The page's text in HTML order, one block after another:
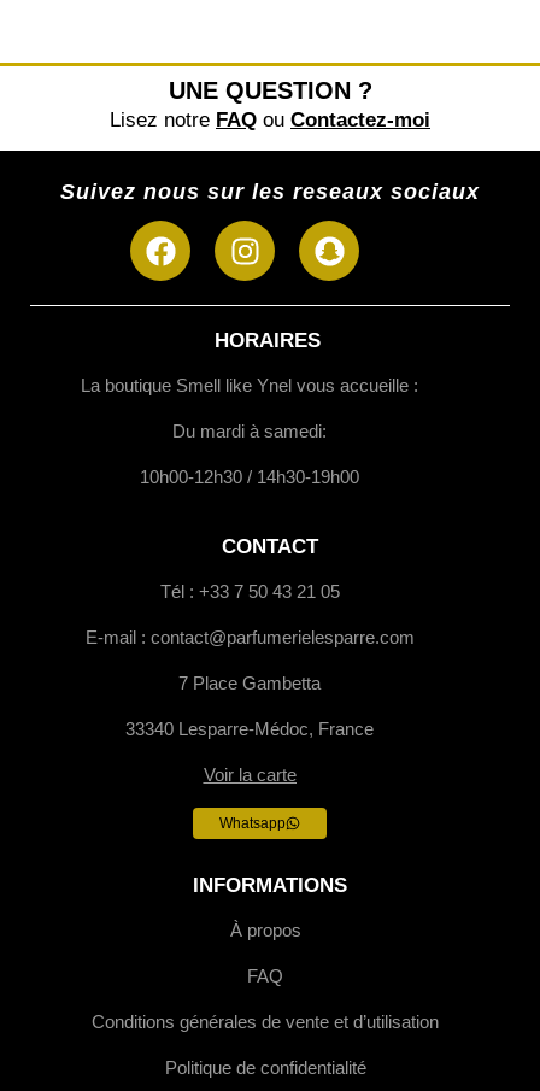
UNE QUESTION ?
Lisez notre FAQ ou Contactez-moi
Suivez nous sur les reseaux sociaux
INFORMATIONS
À propos
FAQ
Conditions générales de vente et d’utilisation
Politique de confidentialité
CONTACT
Tél : +33 7 50 43 21 05
E-mail : contact@parfumerielesparre.com
7 Place Gambetta
33340 Lesparre-Médoc, France
Voir la carte
Whatsapp
HORAIRES
La boutique Smell like Ynel vous accueille :
Du mardi à samedi:
10h00-12h30 / 14h30-19h00